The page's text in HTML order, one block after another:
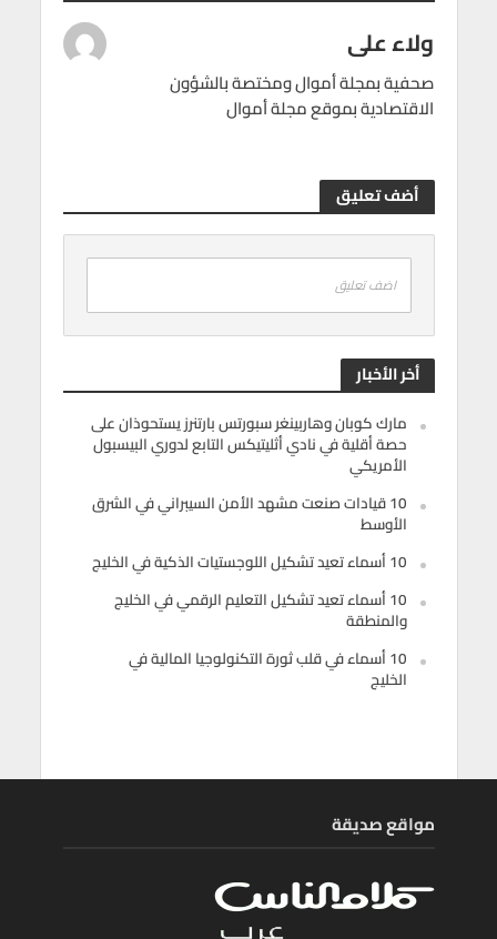
ولاء على
صحفية بمجلة أموال ومختصة بالشؤون
الاقتصادية بموقع مجلة أموال
أضف تعليق
اضف تعليق
أخر الأخبار
مارك كوبان وهاربينغر سبورتس بارتنرز يستحوذان على
حصة أقلية في نادي أثليتيكس التابع لدوري البيسبول
الأمريكي
10 قيادات صنعت مشهد الأمن السيبراني في الشرق
الأوسط
10 أسماء تعيد تشكيل اللوجستيات الذكية في الخليج
10 أسماء تعيد تشكيل التعليم الرقمي في الخليج
والمنطقة
10 أسماء في قلب ثورة التكنولوجيا المالية في
الخليج
مواقع صديقة